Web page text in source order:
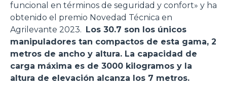
funcional en términos de seguridad y confort» y ha
obtenido el premio Novedad Técnica en
Agrilevante 2023. Los 30.7 son los únicos
manipuladores tan compactos de esta gama, 2
metros de ancho y altura. La capacidad de
carga máxima es de 3000 kilogramos y la
altura de elevación alcanza los 7 metros.